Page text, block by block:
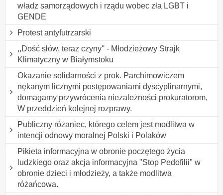
władz samorządowych i rządu wobec zła LGBT i
GENDE
Protest antyfutrzarski
,,Dość słów, teraz czyny'' - Młodzieżowy Strajk
Klimatyczny w Białymstoku
Okazanie solidarności z prok. Parchimowiczem
nękanym licznymi postępowaniami dyscyplinarnymi,
domagamy przywrócenia niezależności prokuratorom,
W przeddzień kolejnej rozprawy.
Publiczny różaniec, którego celem jest modlitwa w
intencji odnowy moralnej Polski i Polaków
Pikieta informacyjna w obronie poczętego życia
ludzkiego oraz akcja informacyjna "Stop Pedofilii" w
obronie dzieci i młodzieży, a także modlitwa
różańcowa.